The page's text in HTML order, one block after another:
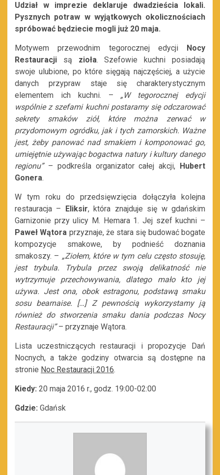
Udział w imprezie deklaruje dwadzieścia lokali.
Pysznych potraw w wyjątkowych okolicznościach
spróbować będziecie mogli już 20 maja.
Motywem przewodnim tegorocznej edycji
Nocy
Restauracji są zioła. Szefowie kuchni posiadają
swoje ulubione, po które sięgają najczęściej, a użycie
danych przypraw staje się charakterystycznym
elementem ich kuchni. – „W tegorocznej edycji
wspólnie z szefami kuchni postaramy się odczarować
sekrety smaków ziół, które można zerwać w
przydomowym ogródku, jak i tych zamorskich. Ważne
jest, żeby panować nad smakiem i komponować go,
umiejętnie używając bogactwa natury i kultury danego
regionu”– podkreśla organizator całej akcji,
Hubert
Gonera.
W tym roku do przedsięwzięcia dołączyła kolejna
restauracja –
Eliksir, która znajduje się w gdańskim
Garnizonie przy ulicy M. Hemara 1. Jej szef kuchni –
Paweł Wątora przyznaje, że stara się budować bogate
kompozycje smakowe, by podnieść doznania
smakoszy. – „Ziołem, które w tym celu często stosuję,
jest trybula. Trybula przez swoją delikatność nie
wytrzymuje przechowywania, dlatego mało kto jej
używa. Jest ona, obok estragonu, podstawą smaku
sosu bearnaise. […] Z pewnością wykorzystamy ją
również do stworzenia smaku dania podczas Nocy
Restauracji”– przyznaje Wątora.
Lista uczestniczących restauracji i propozycje Dań
Nocnych, a także godziny otwarcia są dostępne na
stronie Noc Restauracji 2016.
Kiedy: 20 maja 2016 r., godz. 19:00-02:00
Gdzie: Gdańsk